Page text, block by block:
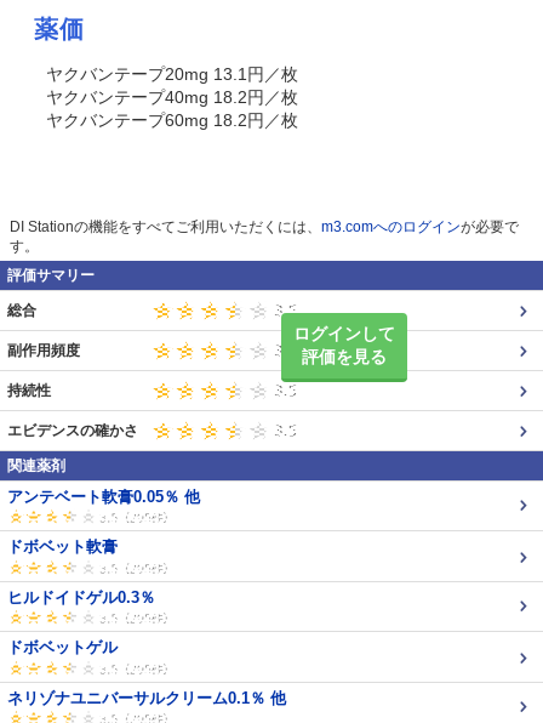
薬価
ヤクバンテープ20mg 13.1円／枚
ヤクバンテープ40mg 18.2円／枚
ヤクバンテープ60mg 18.2円／枚
DI Stationの機能をすべてご利用いただくには、 m3.comへのログインが必要で
す。
評価サマリー
ログインして
評価を見る
総合
副作用頻度
持続性
エビデンスの確かさ
関連薬剤
アンテベート軟膏0.05％ 他
ドボベット軟膏
ヒルドイドゲル0.3％
ドボベットゲル
ネリゾナユニバーサルクリーム0.1％ 他